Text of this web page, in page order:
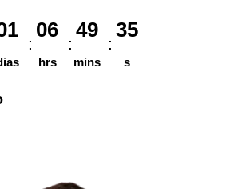
06
hrs
49
mins
35
s